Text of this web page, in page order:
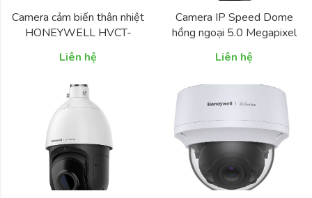
Camera cảm biến thân nhiệt
HONEYWELL HVCT-
B4010I-6
Liên hệ
Camera IP Speed Dome
hồng ngoại 5.0 Megapixel
HONEYWELL
HC35WZ5R30W
Liên hệ